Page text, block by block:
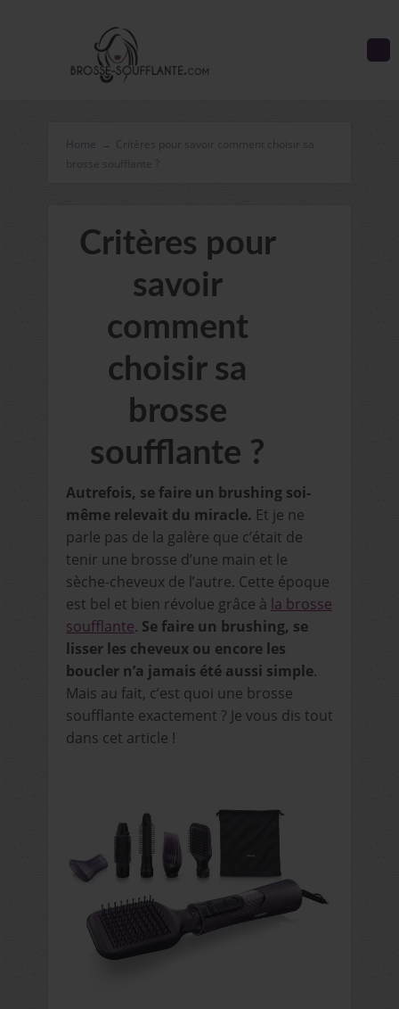
Home →
Critères pour
savoir
comment
choisir sa
brosse
soufflante ?
Autrefois, se faire un brushing soi-
même relevait du miracle. Et je ne
parle pas de la galère que c’était de
tenir une brosse d’une main et le
sèche-cheveux de l’autre. Cette époque
est bel et bien révolue grâce à la brosse
soufflante. Se faire un brushing, se
lisser les cheveux ou encore les
boucler n’a jamais été aussi simple.
Mais au fait, c’est quoi une brosse
soufflante exactement ? Je vous dis tout
dans cet article !